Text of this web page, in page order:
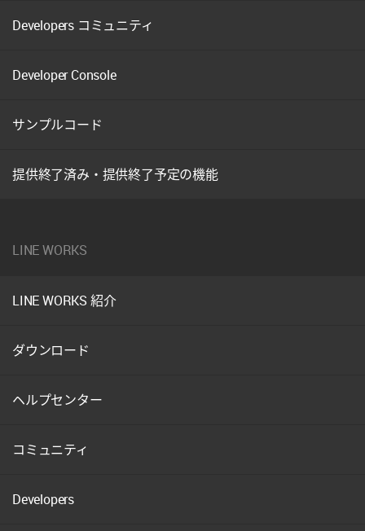
Developers コミュニティ
Developer Console
サンプルコード
提供終了済み・提供終了予定の機能
LINE WORKS
LINE WORKS 紹介
ダウンロード
ヘルプセンター
コミュニティ
Developers